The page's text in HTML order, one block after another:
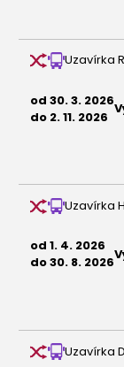
Uzavírka
od 30. 3. 2026
do 2. 11. 2026
Uzavírka
od 1. 4. 2026
do 30. 8. 2026
Uzavírka